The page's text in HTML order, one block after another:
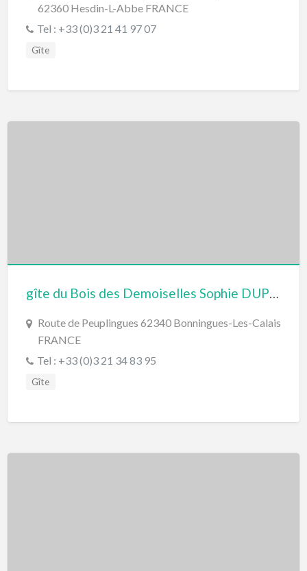
62360 Hesdin-L-Abbe FRANCE
Tel : +33 (0)3 21 41 97 07
Gîte
Route de Peuplingues 62340 Bonningues-Les-Calais
FRANCE
Tel : +33 (0)3 21 34 83 95
Gîte